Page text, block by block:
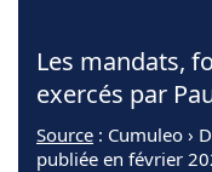
Les mandats,
exercés par
Source : Cumuleo ›
publiée en février